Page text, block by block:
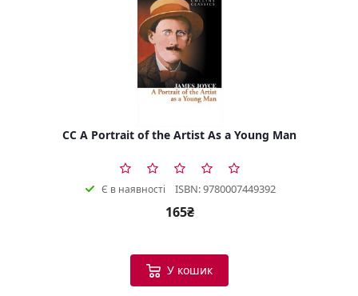
CC A Portrait of the Artist As a Young Man
Є в наявності ISBN: 9780007449392
165₴
У кошик